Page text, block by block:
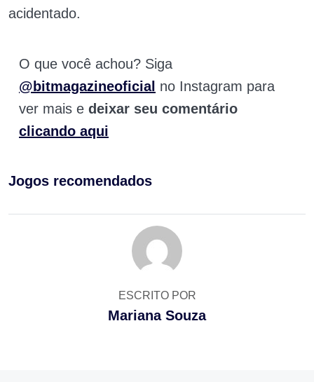
acidentado.
O que você achou? Siga
@bitmagazineoficial no Instagram para
ver mais e deixar seu comentário
clicando aqui
Jogos recomendados
ESCRITO POR
Mariana Souza